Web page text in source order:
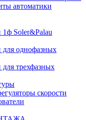
автоматики
1ф Soler&Palau
для однофазных
для трехфазных
скорости